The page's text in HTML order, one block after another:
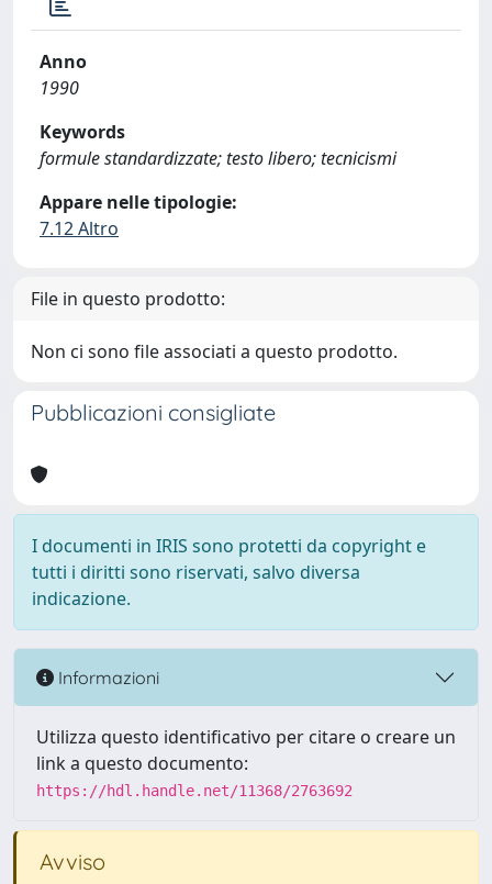
Anno
1990
Keywords
formule standardizzate; testo libero; tecnicismi
Appare nelle tipologie:
7.12 Altro
File in questo prodotto:
Non ci sono file associati a questo prodotto.
Pubblicazioni consigliate
I documenti in IRIS sono protetti da copyright e
tutti i diritti sono riservati, salvo diversa
indicazione.
Informazioni
Utilizza questo identificativo per citare o creare un
link a questo documento:
https://hdl.handle.net/11368/2763692
Avviso